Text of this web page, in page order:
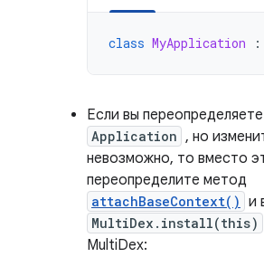
class MyApplication :
Если вы
Application , но
невозможно, то вместо
переопределите метод
attachBaseContext() и
MultiDex.install(this)
MultiDex: